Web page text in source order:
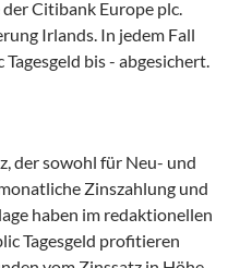
Citibank Europe plc.
Irlands. In jedem Fall
bis - abgesichert.
der sowohl für Neu- und
Zinszahlung und
haben im redaktionellen
Tagesgeld profitieren